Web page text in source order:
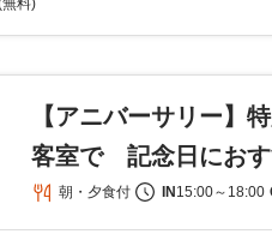
料)
【アニバーサリー】
客室で 記念日におす
朝・夕食付 IN 15:00～ 18:00